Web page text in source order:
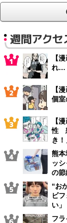
週間アク
【
れ…
【
個室
【
性
き！
熊本
ッ
の節
“お
ビ
い
フ